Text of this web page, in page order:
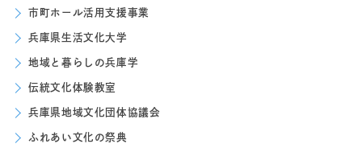
市町ホール活用支援事業
兵庫県生活文化大学
地域と暮らしの兵庫学
伝統文化体験教室
兵庫県地域文化団体協議会
ふれあい文化の祭典